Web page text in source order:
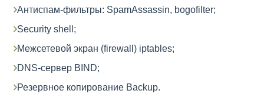
Антиспам-фильтры: SpamAssassin, bogofilter;
Security shell;
Межсетевой экран (firewall) iptables;
DNS-сервер BIND;
Резервное копирование Backup.